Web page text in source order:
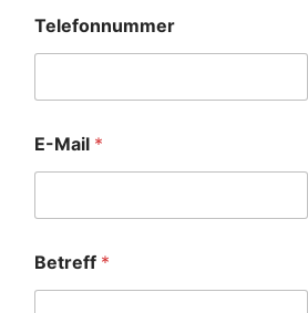
Telefonnummer
E-Mail *
Betreff *